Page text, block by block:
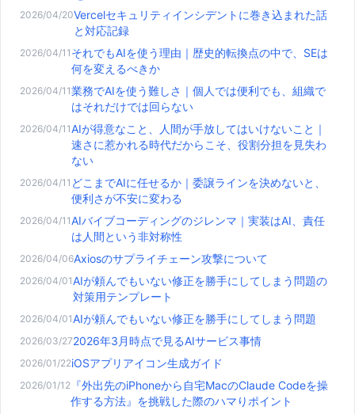
2026/04/20Vercelセキュリティインシデントに巻き込まれた話
と対応記録
2026/04/11 それでもAIを使う理由｜歴史的転換点の中で、SEは
何を変えるべきか
2026/04/11業務でAIを使う難しさ｜個人では便利でも、組織で
はそれだけでは回らない
2026/04/11AIが得意なこと、人間が手放してはいけないこと｜
速さに惹かれる時代だからこそ、役割分担を見失わ
ない
2026/04/11 どこまでAIに任せるか｜委譲ラインを決めないと、
便利さが不安に変わる
2026/04/11AIバイブコーディングのジレンマ｜実装はAI、責任
は人間という非対称性
2026/04/06Axiosのサプライチェーン攻撃について
2026/04/01AIが頼んでもいない修正を勝手にしてしまう問題の
対策用テンプレート
2026/04/01AIが頼んでもいない修正を勝手にしてしまう問題
2026/03/272026年3月時点で見るAIサービス事情
2026/01/22iOSアプリアイコン生成ガイド
2026/01/12 『外出先のiPhoneから自宅MacのClaude Codeを操
作する方法』を挑戦した際のハマりポイント